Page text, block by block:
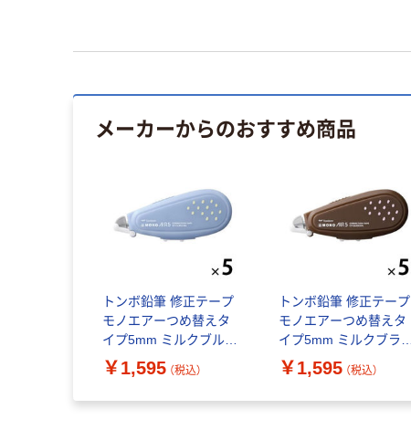
メーカーからのおすすめ商品
トンボ鉛筆 修正テープ
モノエアーつめ替えタ
イプ5mm ミルクブルー
CT-CAX5C46L 1セット
(1個×5)
￥1,595 （税込）
トンボ鉛筆 修正テープ
モノエアーつめ替えタ
イプ5mm ミルクブラウ
ン CT-CAX5C57L 1セッ
ト(1個×5)
￥1,595 （税込）